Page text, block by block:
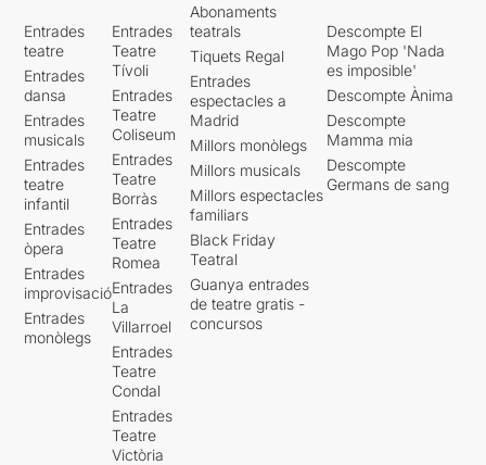
Entrades
teatre
Entrades
dansa
Entrades
musicals
Entrades
teatre
infantil
Entrades
òpera
Entrades
improvisació
Entrades
monòlegs
Entrades
Teatre
Tívoli
Entrades
Teatre
Coliseum
Entrades
Teatre
Borràs
Entrades
Teatre
Romea
Entrades
La
Villarroel
Entrades
Teatre
Condal
Entrades
Teatre
Victòria
Abonaments
teatrals
Tiquets Regal
Entrades
espectacles a
Madrid
Millors monòlegs
Millors musicals
Millors espectacles
familiars
Black Friday
Teatral
Guanya entrades
de teatre gratis -
concursos
Descompte El
Mago Pop 'Nada
es imposible'
Descompte Ànima
Descompte
Mamma mia
Descompte
Germans de sang